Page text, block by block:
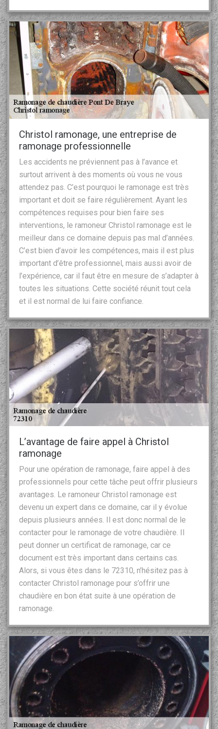
Christol ramonage, une entreprise de
ramonage professionnelle
Les accidents ne préviennent pas à l’avance et
surtout arrivent à des moments où vous ne vous
attendez pas. C’est pourquoi le ramonage est très
important et doit se faire régulièrement. Ayant les
compétences requises pour bien faire ses
interventions, le ramoneur Christol ramonage est le
meilleur dans ce domaine depuis pas mal d’années.
C’est bien d’avoir les compétences, mais il est plus
important d’être professionnel, mais aussi avoir de
l’expérience, car il faut être en mesure de s’adapter à
toutes les situations. Cette société réunit tout cela
et il est normal de lui faire confiance.
L’avantage de faire appel à Christol
ramonage
Pour une opération de ramonage, faire appel à des
professionnels pour cette tâche peut offrir plusieurs
avantages. Le ramoneur Christol ramonage est
devenu un expert dans ce domaine, car il y évolue
depuis plusieurs années. Il est donc normal de le
contacter pour le ramonage de votre chaudière. Il
peut donner un certificat de ramonage, car ce
document est très important dans certains cas.
Alors, si vous êtes dans le 72310, n’hésitez pas à
contacter Christol ramonage pour s’offrir une
chaudière en bon état suite à une opération de
ramonage.